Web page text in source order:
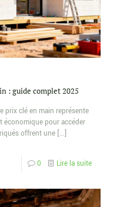
: guide complet 2025
prix clé en main représente
économique pour accéder
offrent une […]
0 Lire la suite